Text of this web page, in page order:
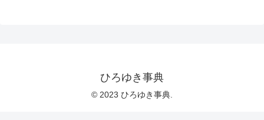
ひろゆき事典
© 2023 ひろゆき事典.